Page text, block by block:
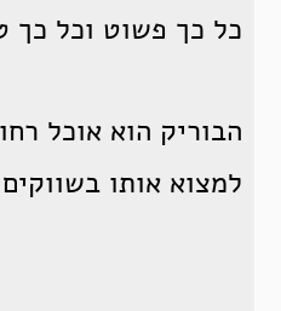
כל כך פשוט וכל כך
הבוריק הוא אוכל
למצוא אותו